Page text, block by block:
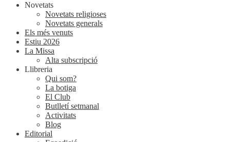
Novetats
Novetats religioses
Novetats generals
Els més venuts
Estiu 2026
La Missa
Alta subscripció
Llibreria
Qui som?
La botiga
El Club
Butlletí setmanal
Activitats
Blog
Editorial